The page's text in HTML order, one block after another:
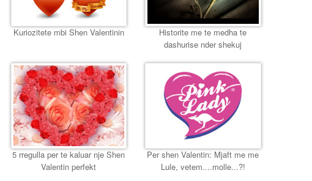
Kuriozitete mbi Shen Valentinin
Historite me te medha te
dashurise nder shekuj
5 rregulla per te kaluar nje Shen
Valentin perfekt
Per shen Valentin: Mjaft me me
Lule, vetem....molle...?!